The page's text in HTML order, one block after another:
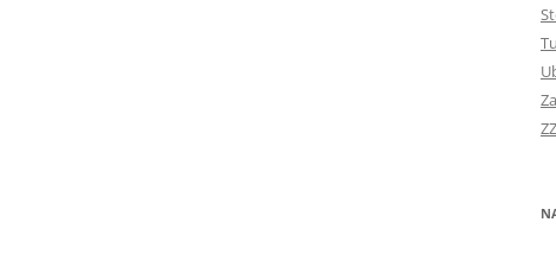
ZAŁĄCZNIKÓW
TABELE,